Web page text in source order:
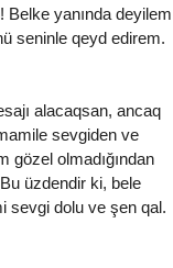
yanında deyilem
seninle qeyd edirem.
alacaqsan, ancaq
sevgiden ve
gözel olmadığından
üzdendir ki, bele
sevgi dolu ve şen qal.